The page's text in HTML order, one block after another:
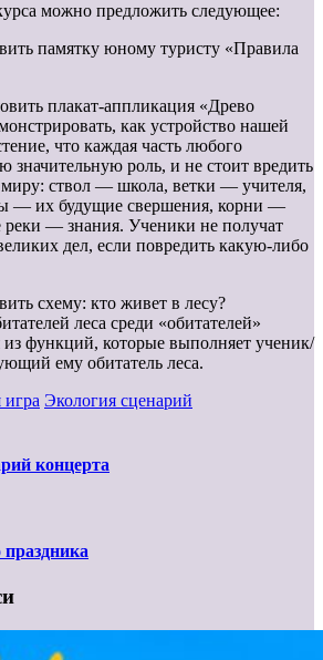
можно предложить следующее:
памятку юному туристу «Правила
плакат-аппликация «Древо
как устройство нашей
что каждая часть любого
значительную роль, и не стоит вредить
ствол — школа, ветки — учителя,
— их будущие свершения, корни —
— знания. Ученики не получат
дел, если повредить какую-либо
схему: кто живет в лесу?
леса среди «обитателей»
из функций, которые выполняет ученик/
ему обитатель леса.
игра Экология сценарий
концерта